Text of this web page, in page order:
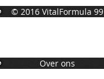
© 2016 VitalFormula 99
Over ons